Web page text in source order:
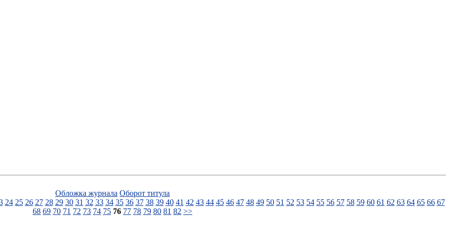
Обложка журнала Оборот титула
24 25 26 27 28 29 30 31 32 33 34 35 36 37 38 39 40 41 42 43 44 45 46 47 48 49 50 51 52 53 54 55 56 57 58 59 60 61 62 63 64 65 66 67
68 69 70 71 72 73 74 75 76 77 78 79 80 81 82 >>